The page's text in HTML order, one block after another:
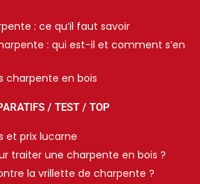
: ce qu’il faut savoir
: qui est-il et comment s’en
charpente en bois
/ TEST / TOP
et prix lucarne
traiter une charpente en bois ?
la vrillette de charpente ?